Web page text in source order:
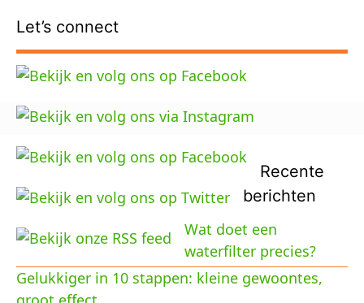
Let’s connect
Recente
berichten
Wat doet een
waterfilter precies?
Gelukkiger in 10 stappen: kleine gewoontes,